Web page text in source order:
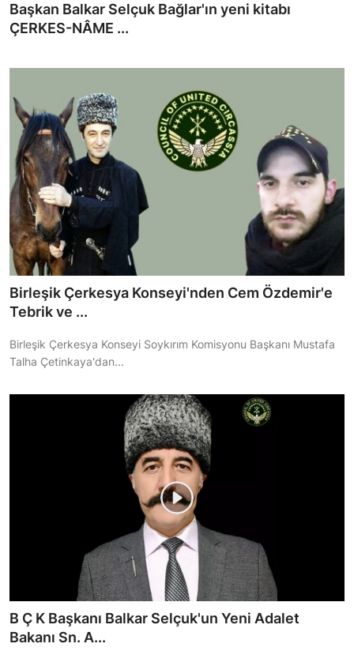
Başkan Balkar Selçuk Bağlar'ın yeni kitabı
ÇERKES-NÂME ...
Birleşik Çerkesya Konseyi'nden Cem Özdemir'e
Tebrik ve ...
Birleşik Çerkesya Konseyi Soykırım Komisyonu Başkanı Mustafa
Talha Çetinkaya'dan...
B Ç K Başkanı Balkar Selçuk'un Yeni Adalet
Bakanı Sn. A...